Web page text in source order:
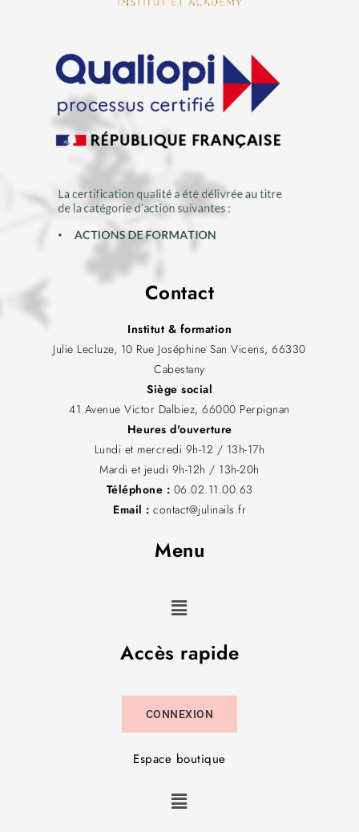
Contact
Institut & formation
Julie Lecluze, 10 Rue Joséphine San Vicens, 66330
Cabestany
Siège social
41 Avenue Victor Dalbiez, 66000 Perpignan
Heures d'ouverture
Lundi et mercredi 9h-12 / 13h-17h
Mardi et jeudi 9h-12h / 13h-20h
Téléphone : 06.02.11.00.63
Email : contact@julinails.fr
Menu
Accès rapide
CONNEXION
Espace boutique